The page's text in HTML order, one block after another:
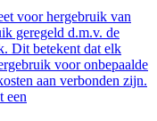
voor hergebruik van
geregeld d.m.v. de
Dit betekent dat elk
voor onbepaalde
aan verbonden zijn.
een